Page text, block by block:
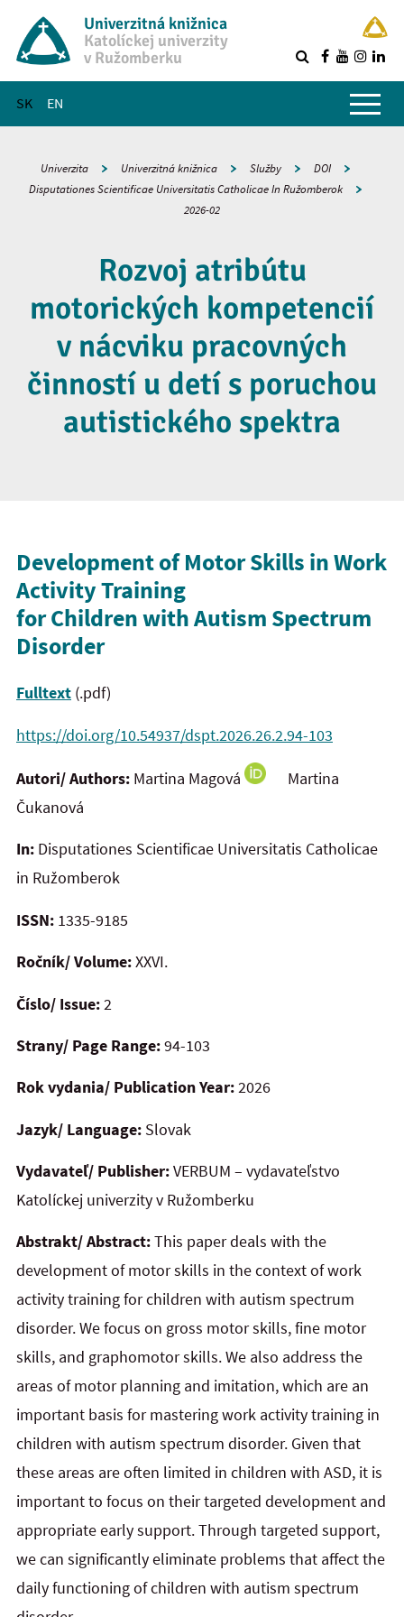
Univerzitná knižnica
Katolíckej univerzity
v Ružomberku
SK EN
Hlavné menu
Univerzita Univerzitná knižnica Služby
DOI
Disputationes Scientificae Universitatis Catholicae In Ružomberok
2026-02
Rozvoj atribútu
motorických kompetencií
v nácviku pracovných
činností u detí s poruchou
autistického spektra
Development of Motor Skills in Work
Activity Training
for Children with Autism Spectrum
Disorder
Fulltext (.pdf)
https://doi.org/10.54937/dspt.2026.26.2.94-103
Autori/ Authors: Martina Magová
Martina
Čukanová
In: Disputationes Scientificae Universitatis Catholicae
in Ružomberok
ISSN: 1335-9185
Ročník/ Volume:XXVI.
Číslo/ Issue:2
Strany/ Page Range:94-103
Rok vydania/ Publication Year:2026
Jazyk/ Language: Slovak
Vydavateľ/ Publisher:VERBUM – vydavateľstvo
Katolíckej univerzity v Ružomberku
Abstrakt/ Abstract:This paper deals with the
development of motor skills in the context of work
activity training for children with autism spectrum
disorder. We focus on gross motor skills, fine motor
skills, and graphomotor skills. We also address the
areas of motor planning and imitation, which are an
important basis for mastering work activity training in
children with autism spectrum disorder. Given that
these areas are often limited in children with ASD, it is
important to focus on their targeted development and
appropriate early support. Through targeted support,
we can significantly eliminate problems that affect the
daily functioning of children with autism spectrum